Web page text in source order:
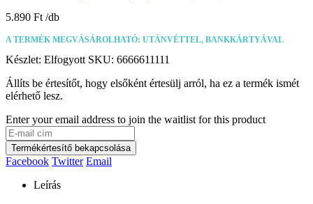
5.890 Ft
A TERMÉK MEGVÁSÁROLHATÓ: UTÁNVÉTTEL, BANKKÁRTYÁVAL
Készlet: Elfogyott SKU: 6666611111
Állíts be értesítőt, hogy elsőként értesülj arról, ha ez a termék ismét
elérhető lesz.
Enter your email address to join the waitlist for this product
Termékértesítő bekapcsolása
Facebook Twitter Email
Leírás